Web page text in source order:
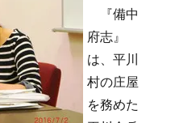
『備中
府志』
は、平川
村の庄屋
を務めた